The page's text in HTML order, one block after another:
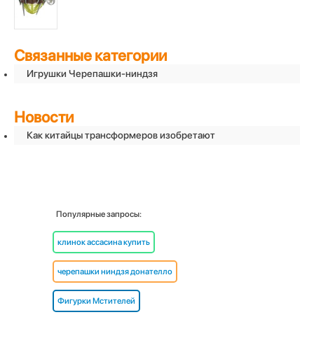
Связанные категории
Игрушки Черепашки-ниндзя
Новости
Как китайцы трансформеров изобретают
Популярные запросы:
клинок ассасина купить
черепашки ниндзя донателло
Фигурки Мстителей